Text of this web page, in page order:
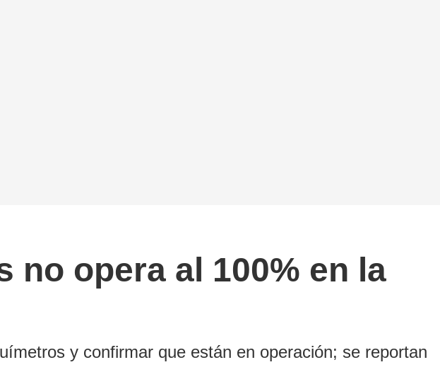
no opera al 100% en la
y confirmar que están en operación; se reportan